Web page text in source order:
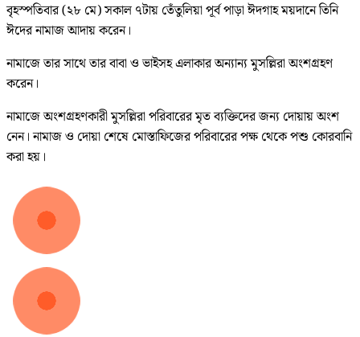
বৃহস্পতিবার (২৮ মে) সকাল ৭টায় তেঁতুলিয়া পূর্ব পাড়া ঈদগাহ ময়দানে তিনি
ঈদের নামাজ আদায় করেন।
নামাজে তার সাথে তার বাবা ও ভাইসহ এলাকার অন্যান্য মুসল্লিরা অংশগ্রহণ
করেন।
নামাজে অংশগ্রহণকারী মুসল্লিরা পরিবারের মৃত ব্যক্তিদের জন্য দোয়ায় অংশ
নেন। নামাজ ও দোয়া শেষে মোস্তাফিজের পরিবারের পক্ষ থেকে পশু কোরবানি
করা হয়।